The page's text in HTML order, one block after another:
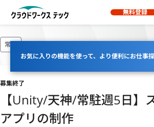
無料登録
お気に入りの機能を使って、より便利にお仕事
常駐
募集終了
【Unity/天神/常駐週5日】
アプリの制作